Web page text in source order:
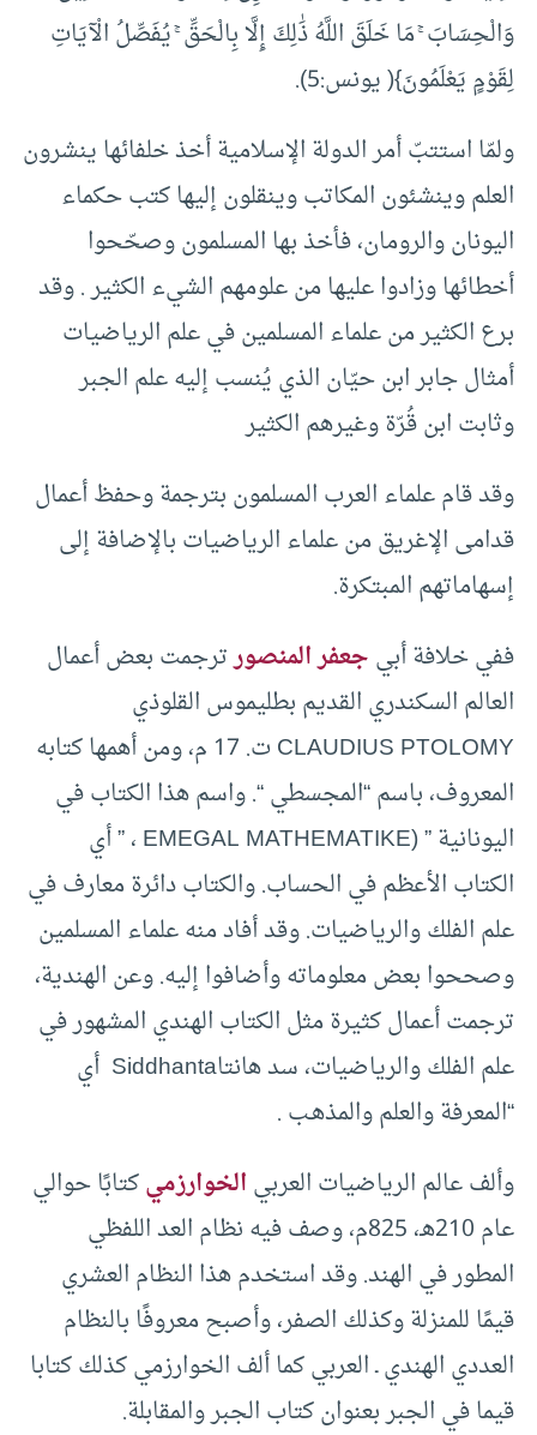
وَالْحِسَابَ ۚ مَا خَلَقَ اللَّهُ ذَٰلِكَ إِلَّا بِالْحَقِّ ۚ يُفَصِّلُ الْآيَاتِ
لِقَوْمٍ يَعْلَمُونَ}( يونس:5).
ولمّا استتبّ أمر الدولة الإسلامية أخذ خلفائها ينشرون
العلم وينشئون المكاتب وينقلون إليها كتب حكماء
اليونان والرومان، فأخذ بها المسلمون وصحّحوا
أخطائها وزادوا عليها من علومهم الشيء الكثير . وقد
برع الكثير من علماء المسلمين في علم الرياضيات
أمثال جابر ابن حيّان الذي يُنسب إليه علم الجبر
وثابت ابن قُرّة وغيرهم الكثير
وقد قام علماء العرب المسلمون بترجمة وحفظ أعمال
قدامى الإغريق من علماء الرياضيات بالإضافة إلى
إسهاماتهم المبتكرة.
ففي خلافة أبيجعفر المنصورترجمت بعض أعمال
العالم السكندري القديم بطليموس القلوذي
CLAUDIUS PTOLOMY ت. 17 م، ومن أهمها كتابه
المعروف، باسم “المجسطي “. واسم هذا الكتاب في
اليونانية ” (EMEGAL MATHEMATIKE ، ” أي
الكتاب الأعظم في الحساب. والكتاب دائرة معارف في
علم الفلك والرياضيات. وقد أفاد منه علماء المسلمين
وصححوا بعض معلوماته وأضافوا إليه. وعن الهندية،
ترجمت أعمال كثيرة مثل الكتاب الهندي المشهور في
علم الفلك والرياضيات، سد هانتاSiddhanta أي
“المعرفة والعلم والمذهـب .
وألف عالم الرياضيات العربيالخوارزميكتابًا حوالي
عام 210هـ، 825م، وصف فيه نظام العد اللفظي
المطور في الهند. وقد استخدم هذا النظام العشري
قيمًا للمنزلة وكذلك الصفر، وأصبح معروفًا بالنظام
العددي الهندي ـ العربي كما ألف الخوارزمي كذلك كتابا
قيما في الجبر بعنوان كتاب الجبر والمقابلة.